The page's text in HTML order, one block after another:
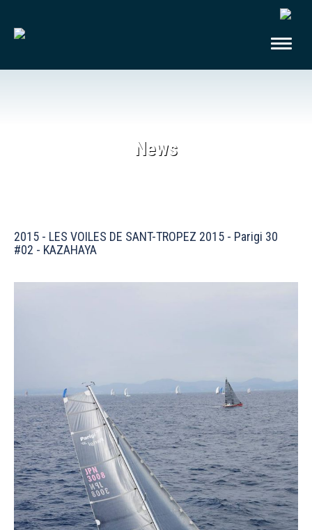
News
2015 - LES VOILES DE SANT-TROPEZ 2015 - Parigi 30
#02 - KAZAHAYA